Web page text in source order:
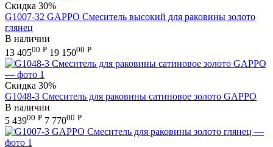
Скидка 30%
G1007-32 GAPPO Смеситель высокий для раковины золото
глянец
В наличии
13 40500 Р 19 15000 Р
Скидка 30%
G1048-3 Смеситель для раковины сатиновое золото GAPPO
В наличии
5 43900 Р 7 77000 Р